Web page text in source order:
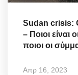
Sudan crisis:
– Ποιοι είναι
ποιοι οι
Απρ 16, 2023